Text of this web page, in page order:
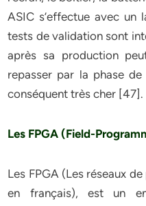
ASIC s’effectue avec un
tests de validation sont
après sa production
repasser par la phase
conséquent très cher [47].
Les FPGA (Field-
Les FPGA (Les réseaux
en français), est un